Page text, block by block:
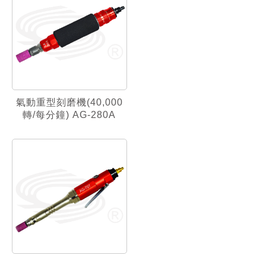
氣動重型刻磨機(40,000
轉/每分鐘) AG-280A